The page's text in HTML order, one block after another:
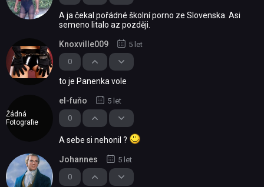
A ja čekal pořádné školní porno ze Slovenska. Asi
semeno litalo az později.
0
KnoxviIIe009 5 let
to je Panenka vole
Žádná
Fotografie
0
el-fuňo 5 let
A sebe si nehonil ?
0
Johannes 5 let